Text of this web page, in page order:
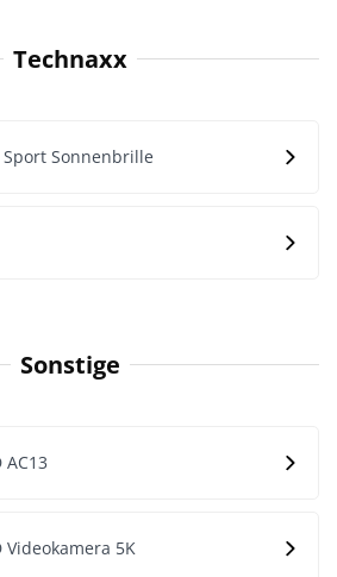
Technaxx
Sport Sonnenbrille
Sonstige
AC13
Videokamera 5K